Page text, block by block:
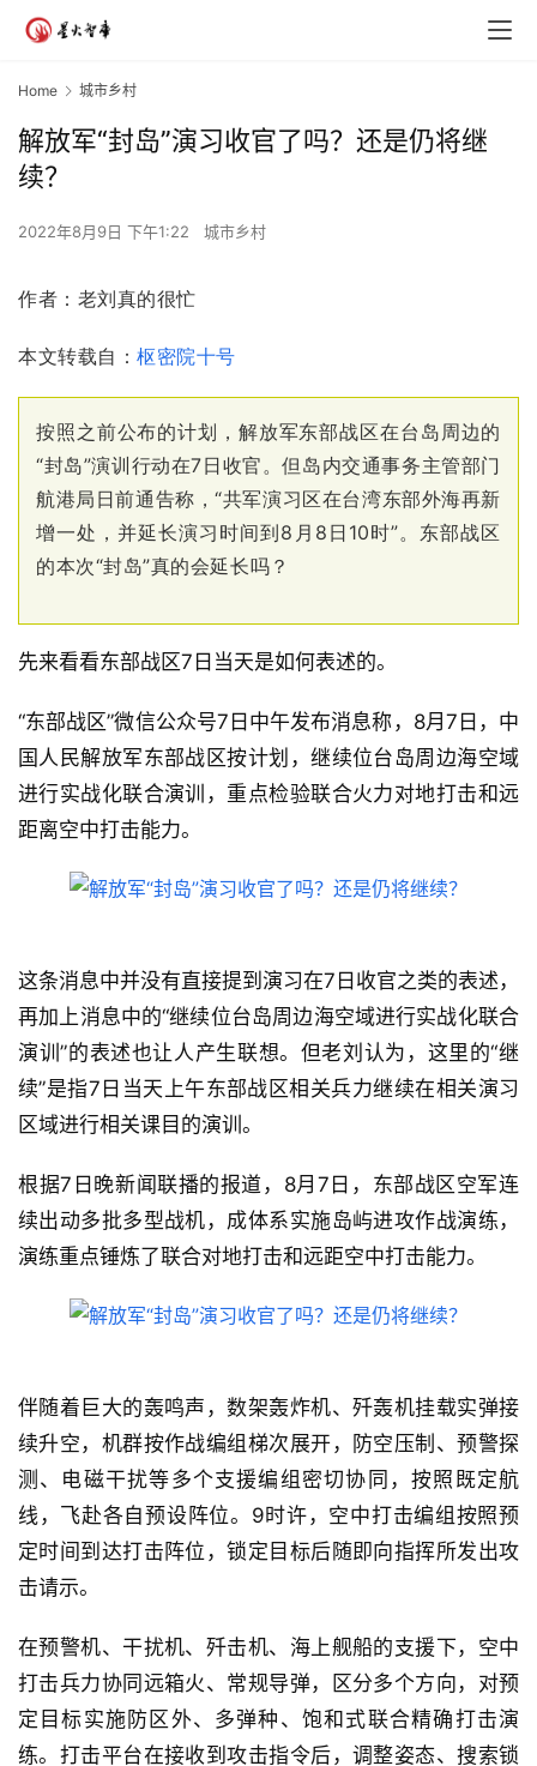
Home 城市乡村
解放军“封岛”演习收官了吗？还是仍将继
续？
2022年8月9日 下午1:22 城市乡村
作者：老刘真的很忙
本文转载自：枢密院十号
按照之前公布的计划，解放军东部战区在台岛周边的
“封岛”演训行动在7日收官。但岛内交通事务主管部门
航港局日前通告称，“共军演习区在台湾东部外海再新
增一处，并延长演习时间到8月8日10时”。东部战区
的本次“封岛”真的会延长吗？
先来看看东部战区7日当天是如何表述的。
“东部战区”微信公众号7日中午发布消息称，8月7日，中
国人民解放军东部战区按计划，继续位台岛周边海空域
进行实战化联合演训，重点检验联合火力对地打击和远
距离空中打击能力。
这条消息中并没有直接提到演习在7日收官之类的表述，
再加上消息中的“继续位台岛周边海空域进行实战化联合
演训”的表述也让人产生联想。但老刘认为，这里的“继
续”是指7日当天上午东部战区相关兵力继续在相关演习
区域进行相关课目的演训。
根据7日晚新闻联播的报道，8月7日，东部战区空军连
续出动多批多型战机，成体系实施岛屿进攻作战演练，
演练重点锤炼了联合对地打击和远距空中打击能力。
伴随着巨大的轰鸣声，数架轰炸机、歼轰机挂载实弹接
续升空，机群按作战编组梯次展开，防空压制、预警探
测、电磁干扰等多个支援编组密切协同，按照既定航
线，飞赴各自预设阵位。9时许，空中打击编组按照预
定时间到达打击阵位，锁定目标后随即向指挥所发出攻
击请示。
在预警机、干扰机、歼击机、海上舰船的支援下，空中
打击兵力协同远箱火、常规导弹，区分多个方向，对预
定目标实施防区外、多弹种、饱和式联合精确打击演
练。打击平台在接收到攻击指令后，调整姿态、搜索锁